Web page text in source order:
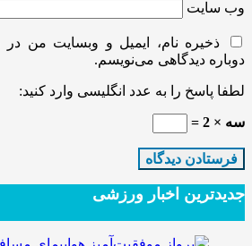
وب‌ سایت
ذخیره نام، ایمیل و وبسایت من
دوباره دیدگاهی می‌نویسم.
لطفا پاسخ را به عدد انگلیسی وارد کنید:
سه × 2 =
جدیدترین‌ اخبار ورزشی